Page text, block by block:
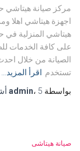
اجهزة هيتاشي اهلا
هيتاشي المنزلية
على كافة الخدمات
الصيانة من خلال احدث
تستخدم اقرأ المزيد…
بواسطة
admin، 5 أشهر
صيانة هيتاشى